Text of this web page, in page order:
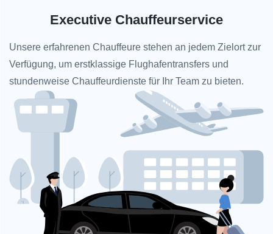
Executive Chauffeurservice
Unsere erfahrenen Chauffeure stehen an jedem Zielort zur
Verfügung, um erstklassige Flughafentransfers und
stundenweise Chauffeurdienste für Ihr Team zu bieten.